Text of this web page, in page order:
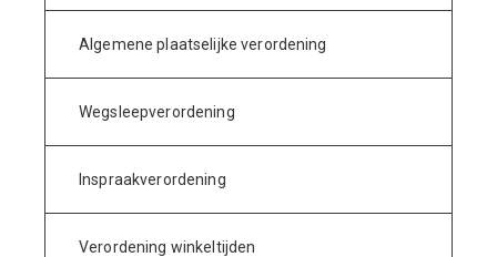
Algemene plaatselijke verordening
Wegsleepverordening
Inspraakverordening
Verordening winkeltijden